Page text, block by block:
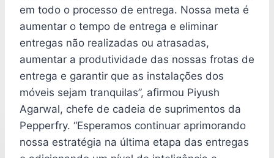
em todo o processo de entrega. Nossa meta é
aumentar o tempo de entrega e eliminar
entregas não realizadas ou atrasadas,
aumentar a produtividade das nossas frotas de
entrega e garantir que as instalações dos
móveis sejam tranquilas”, afirmou Piyush
Agarwal, chefe de cadeia de suprimentos da
Pepperfry. “Esperamos continuar aprimorando
nossa estratégia na última etapa das entregas